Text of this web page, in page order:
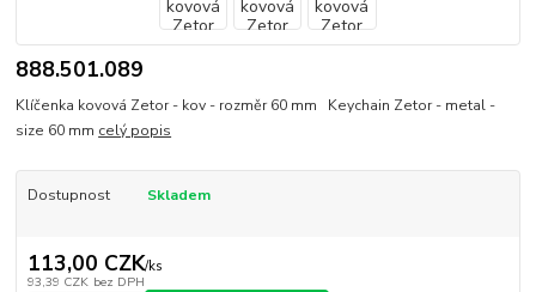
888.501.089
Klíčenka kovová Zetor - kov - rozměr 60 mm Keychain Zetor - metal -
size 60 mm celý popis
Dostupnost Skladem
113,00 CZK/ks
93,39 CZK bez DPH